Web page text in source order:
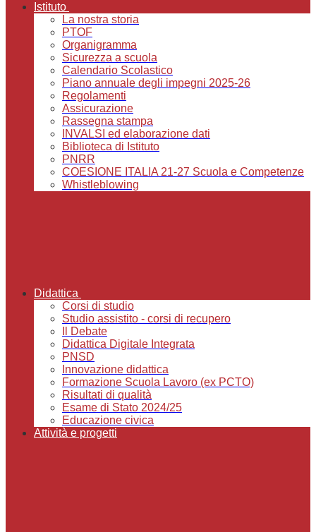
Istituto
La nostra storia
PTOF
Organigramma
Sicurezza a scuola
Calendario Scolastico
Piano annuale degli impegni 2025-26
Regolamenti
Assicurazione
Rassegna stampa
INVALSI ed elaborazione dati
Biblioteca di Istituto
PNRR
COESIONE ITALIA 21-27 Scuola e Competenze
Whistleblowing
Didattica
Corsi di studio
Studio assistito - corsi di recupero
Il Debate
Didattica Digitale Integrata
PNSD
Innovazione didattica
Formazione Scuola Lavoro (ex PCTO)
Risultati di qualità
Esame di Stato 2024/25
Educazione civica
Attività e progetti